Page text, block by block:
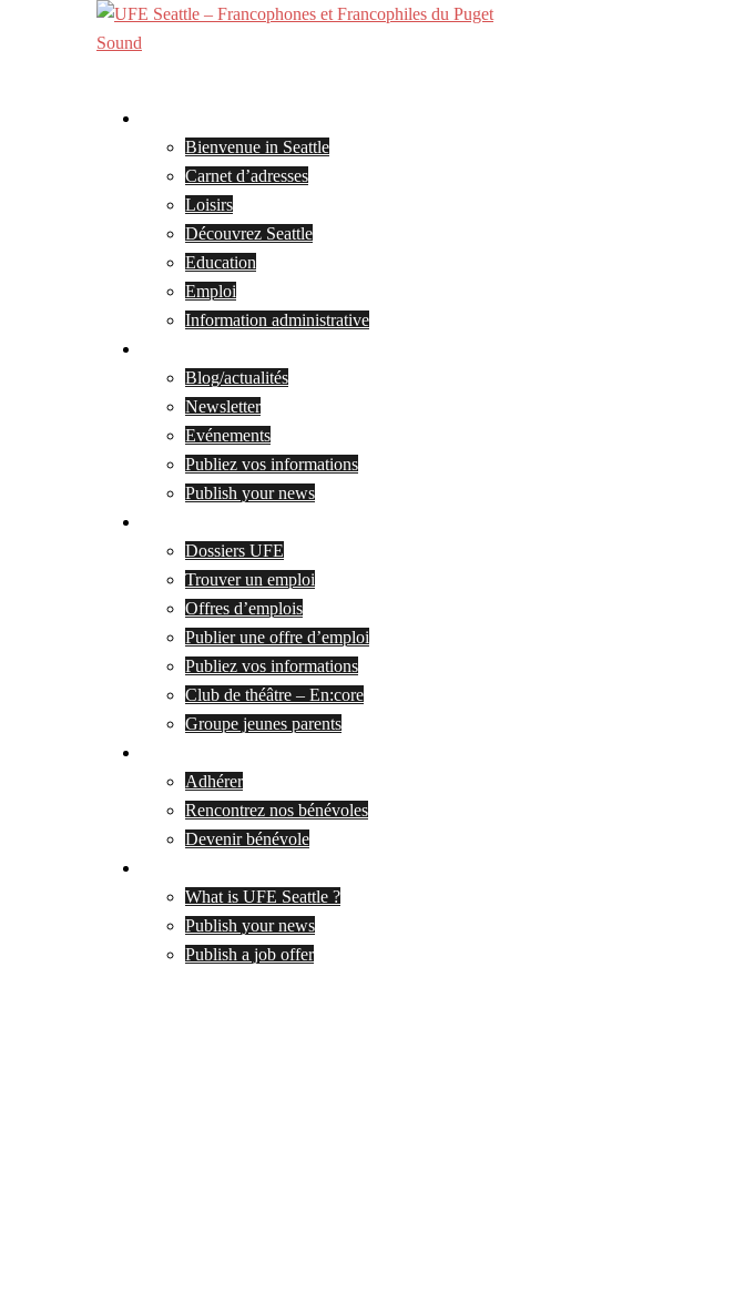
Bienvenue in Seattle
Carnet d’adresses
Loisirs
Découvrez Seattle
Education
Emploi
Information administrative
Blog/actualités
Newsletter
Evénements
Publiez vos informations
Publish your news
Dossiers UFE
Trouver un emploi
Offres d’emplois
Publier une offre d’emploi
Publiez vos informations
Club de théâtre – En:core
Groupe jeunes parents
Adhérer
Rencontrez nos bénévoles
Devenir bénévole
What is UFE Seattle ?
Publish your news
Publish a job offer